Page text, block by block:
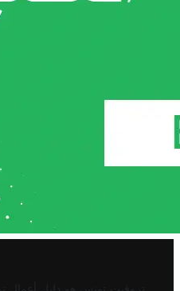
تروفيت تونس هو دليل أعمال